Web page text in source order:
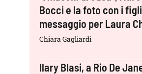
Bocci e la foto con i
messaggio per Laura
Chiara Gagliardi
Ilary Blasi, a Rio De